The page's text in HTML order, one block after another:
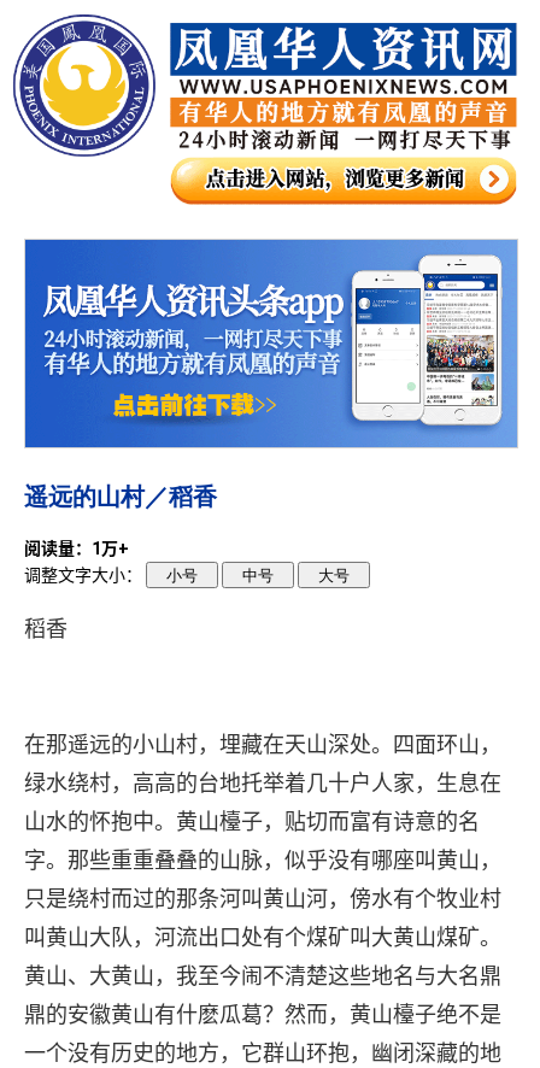
遥远的山村／稻香
阅读量：1万+
调整文字大小：
小号 中号 大号
稻香
在那遥远的小山村，埋藏在天山深处。四面环山，
绿水绕村，高高的台地托举着几十户人家，生息在
山水的怀抱中。黄山檯子，贴切而富有诗意的名
字。那些重重叠叠的山脉，似乎没有哪座叫黄山，
只是绕村而过的那条河叫黄山河，傍水有个牧业村
叫黄山大队，河流出口处有个煤矿叫大黄山煤矿。
黄山、大黄山，我至今闹不清楚这些地名与大名鼎
鼎的安徽黄山有什麽瓜葛？然而，黄山檯子绝不是
一个没有历史的地方，它群山环抱，幽闭深藏的地